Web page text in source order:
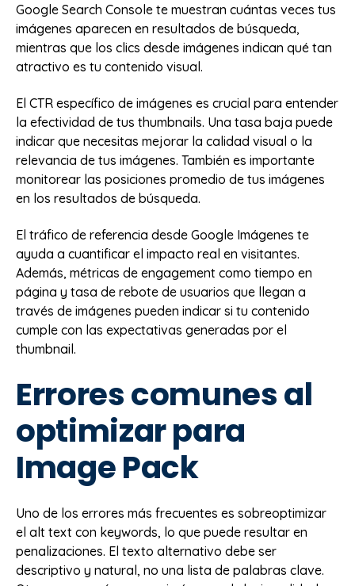
Google Search Console te muestran cuántas veces tus
imágenes aparecen en resultados de búsqueda,
mientras que los clics desde imágenes indican qué tan
atractivo es tu contenido visual.
El CTR específico de imágenes es crucial para entender
la efectividad de tus thumbnails. Una tasa baja puede
indicar que necesitas mejorar la calidad visual o la
relevancia de tus imágenes. También es importante
monitorear las posiciones promedio de tus imágenes
en los resultados de búsqueda.
El tráfico de referencia desde Google Imágenes te
ayuda a cuantificar el impacto real en visitantes.
Además, métricas de engagement como tiempo en
página y tasa de rebote de usuarios que llegan a
través de imágenes pueden indicar si tu contenido
cumple con las expectativas generadas por el
thumbnail.
Errores comunes al
optimizar para
Image Pack
Uno de los errores más frecuentes es sobreoptimizar
el alt text con keywords, lo que puede resultar en
penalizaciones. El texto alternativo debe ser
descriptivo y natural, no una lista de palabras clave.